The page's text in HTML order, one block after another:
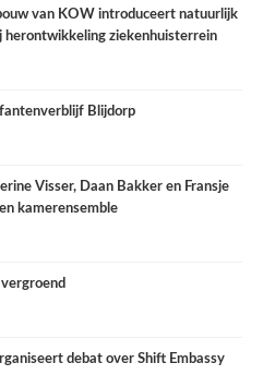
van KOW introduceert natuurlijk
herontwikkeling ziekenhuisterrein
Blijdorp
Visser, Daan Bakker en Fransje
kamerensemble
debat over Shift Embassy